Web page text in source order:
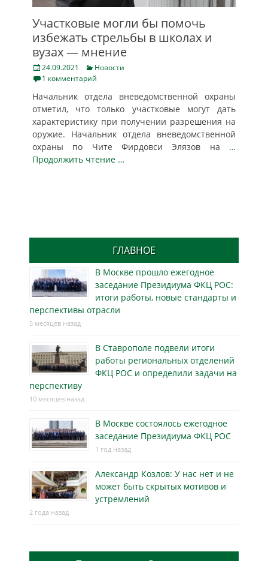
Участковые могли бы помочь
избежать стрельбы в школах и
вузах — мнение
Posted
on
24.09.2021 Categories
Новости
1 комментарий
Начальник отдела вневедомственной охраны
отметил, что только участковые могут дать
характеристику при получении разрешения на
оружие. Начальник отдела вневедомственной
охраны по Чите Фирдовси Элязов на …
Продолжить чтение …
ГЛАВНОЕ
В Москве прошло ежегодное
заседание Президиума ФКЦ РОС:
итоги работы, новые стандарты и
перспективы отрасли
5 месяцев назад
В Ставрополе подвели итоги
работы региональных отделений
ФКЦ РОС и определили задачи на
перспективу
10 месяцев назад
В Москве состоялось ежегодное
заседание Президиума ФКЦ РОС
1 год назад
Александр Козлов: У нас нет и не
может быть скрытых мотивов и
устремлений
2 года назад